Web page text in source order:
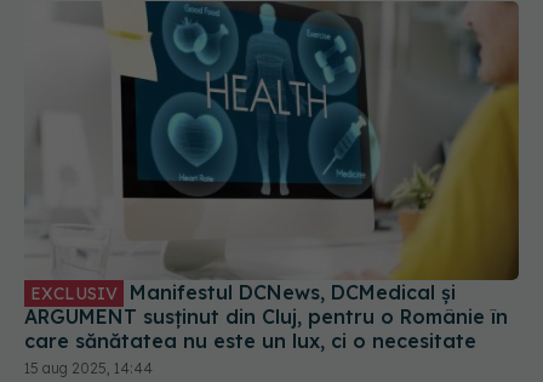
EXCLUSIV
ARGUMENT susținut din Cluj, pentru o Românie în
care sănătatea nu este un lux, ci o necesitate
15 aug 2025, 14:44